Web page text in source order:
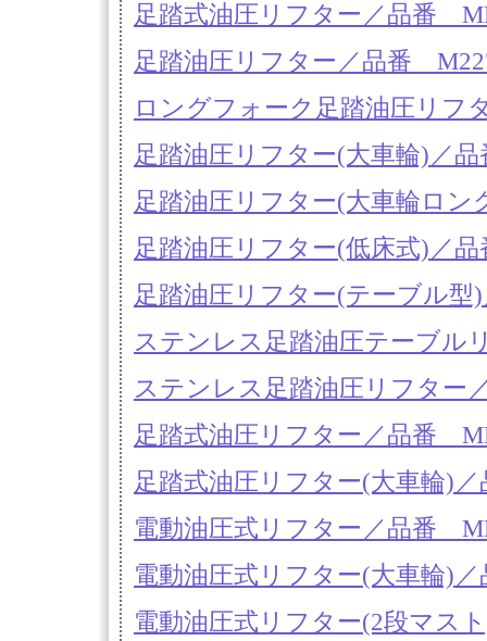
足踏式油圧リフター／品番
足踏油圧リフター／品番
ロングフォーク足踏油圧リフ
足踏油圧リフター(大車輪)／
足踏油圧リフター(大車輪ロ
足踏油圧リフター(低床式)／
足踏油圧リフター(テーブル
ステンレス足踏油圧テーブル
ステンレス足踏油圧リフター
足踏式油圧リフター／品番
足踏式油圧リフター(大車輪)
電動油圧式リフター／品番
電動油圧式リフター(大車輪)
電動油圧式リフター(2段マス